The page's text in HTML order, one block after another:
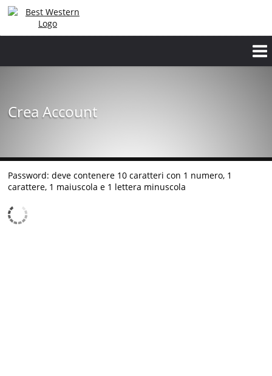
Crea Account
Password: deve contenere 10 caratteri con 1 numero, 1
carattere, 1 maiuscola e 1 lettera minuscola